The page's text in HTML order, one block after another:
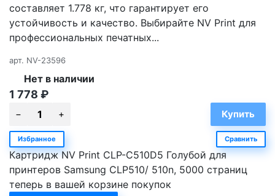
составляет 1.778 кг, что гарантирует его
устойчивость и качество. Выбирайте NV Print для
профессиональных печатных...
арт. NV-23596
Нет в наличии
1 778 ₽
Избранное Сравнить
Картридж NV Print CLP-C510D5 Голубой для
принтеров Samsung CLP510/ 510n, 5000 страниц
теперь в вашей корзине покупок